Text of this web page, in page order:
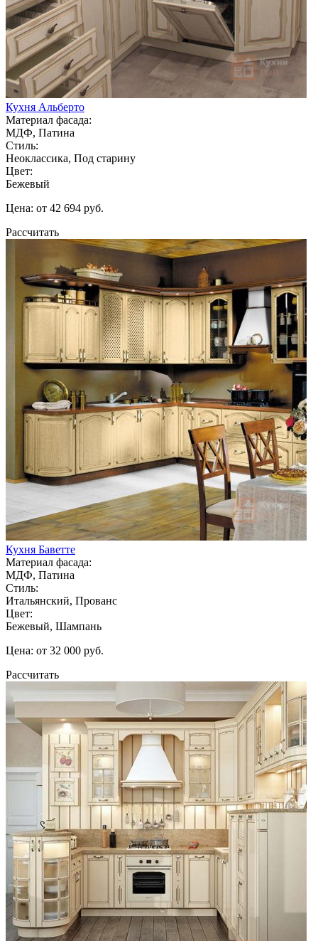
Кухня Альберто
Материал фасада:
МДФ, Патина
Стиль:
Неоклассика, Под старину
Цвет:
Бежевый
Цена: от 42 694 руб.
Рассчитать
Кухня Баветте
Материал фасада:
МДФ, Патина
Стиль:
Итальянский, Прованс
Цвет:
Бежевый, Шампань
Цена: от 32 000 руб.
Рассчитать